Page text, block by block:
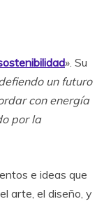
». Su
un futuro
con energía
por la
e ideas que
arte, el diseño, y